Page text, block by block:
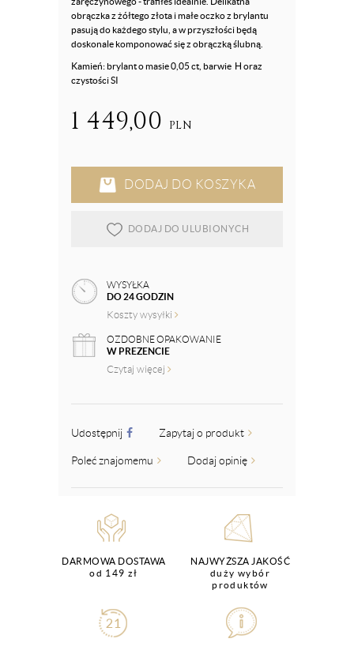
obrączka z żółtego złota i małe oczko z brylantu
pasują do każdego stylu, a w przyszłości będą
doskonale komponować się z obrączką ślubną.
Kamień: brylant o masie 0,05 ct, barwie H oraz
czystości SI
1 449,00 PLN
DODAJ DO KOSZYKA
DODAJ DO ULUBIONYCH
WYSYŁKA
DO 24 GODZIN
Koszty wysyłki
OZDOBNE OPAKOWANIE
W PREZENCIE
Czytaj więcej
Udostępnij Zapytaj o produkt
Poleć znajomemu Dodaj opinię
DARMOWA DOSTAWA
od 149 zł
NAJWYŻSZA JAKOŚĆ
duży wybór
produktów